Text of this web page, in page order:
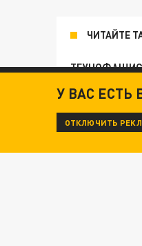
ЧИТАЙТЕ
"КРОТАМИ"
ДАНЯ С
У ВАС
ОТКЛЮЧИТЬ